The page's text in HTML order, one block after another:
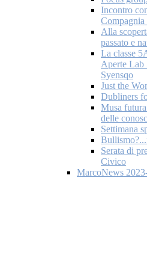
Incontro
Alla
passato e
La classe
Aperte Lab
Syensqo
Just the
Dubliners
Musa
delle
Settimana
Serata di
Civico
MarcoNews